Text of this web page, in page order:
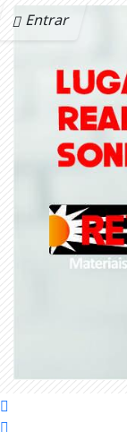
Entrar